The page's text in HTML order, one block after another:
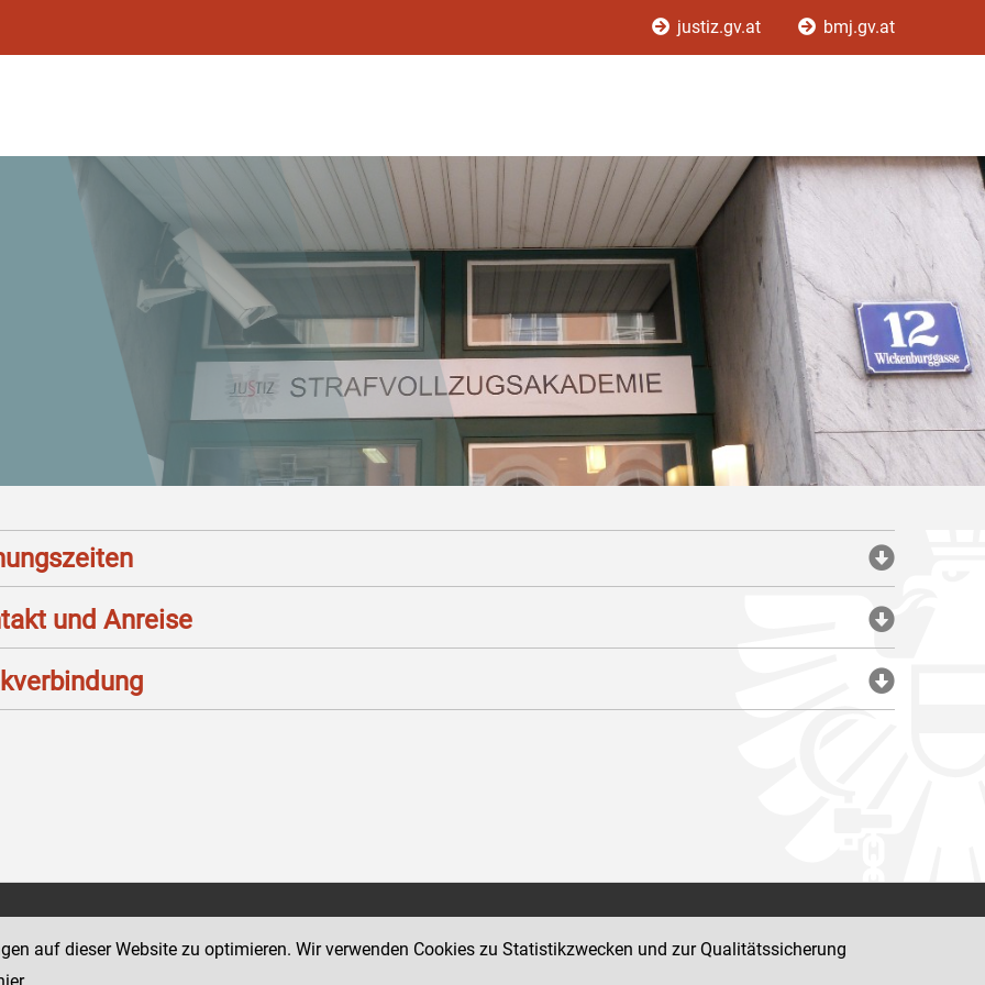
justiz.gv.at bmj.gv.at
und Anreise
12
der Justiz und des BMJ
Impressum
auf dieser Website zu optimieren. Wir verwenden Cookies zu Statistikzwecken und zur Qualitätssicherung